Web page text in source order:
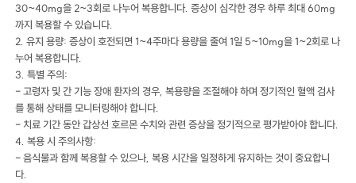
30~40mg을 2~3회로 나누어 복용합니다. 증상이 심각한 경우 하루 최대 60mg
까지 복용할 수 있습니다.
2. 유지 용량: 증상이 호전되면 1~4주마다 용량을 줄여 1일 5~10mg을 1~2회로 나
누어 복용합니다.
3. 특별 주의:
- 고령자 및 간 기능 장애 환자의 경우, 복용량을 조절해야 하며 정기적인 혈액 검사
를 통해 상태를 모니터링해야 합니다.
- 치료 기간 동안 갑상선 호르몬 수치와 관련 증상을 정기적으로 평가받아야 합니다.
4. 복용 시 주의사항:
- 음식물과 함께 복용할 수 있으나, 복용 시간을 일정하게 유지하는 것이 중요합니
다.